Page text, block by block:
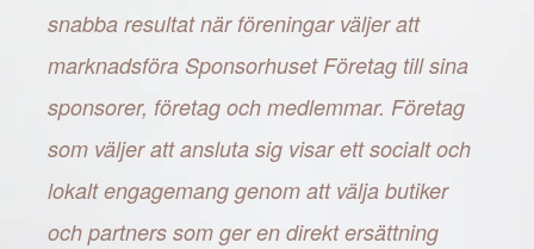
snabba resultat när föreningar väljer att
marknadsföra Sponsorhuset Företag till sina
sponsorer, företag och medlemmar. Företag
som väljer att ansluta sig visar ett socialt och
lokalt engagemang genom att välja butiker
och partners som ger en direkt ersättning